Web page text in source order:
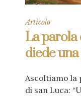
Articolo
La parola
diede
Ascoltiamo la
di san Luca: